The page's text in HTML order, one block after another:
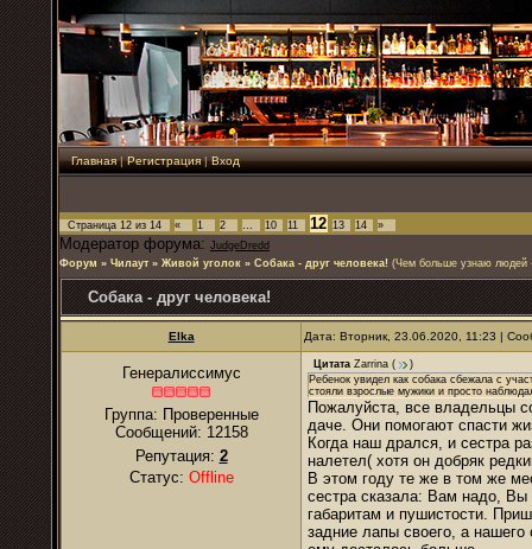
Главная|Регистрация|Вход
Страница 12 из 14 « 1 2 … 10 11 12 13 14 »
Модератор форума: JudgeDredd
Форум » Чилаут » Живой уголок » Собака - друг человека! (Чем больше узнаю людей
Собака - друг человека!
Elka Дата: Вторник, 23.06.2020, 11:23 |
Генералиссимус
Группа: Проверенные
Сообщений: 12158
Репутация: 2
Статус: Offline
Цитата Zarrina (
)
Ребенок увидел как собака сбежала с
стояли взрослые мужики и просто
Пожалуйста, все владельцы
даче. Они помогают спасти
Когда наш дрался, и сестра
налетел( хотя он добряк
В этом году те же в том же
сестра сказала: Вам надо, Вы
габаритам и пушистости.
задние лапы своего, а